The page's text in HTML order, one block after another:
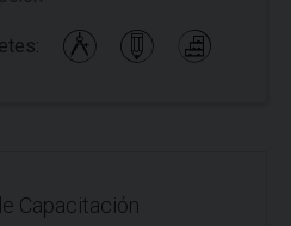
Capacitación